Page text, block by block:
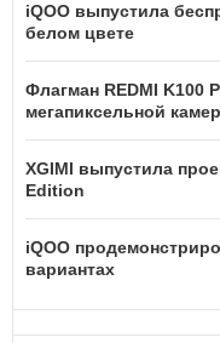
iQOO выпустила
белом цвете
Флагман REDMI K100
мегапиксельной
XGIMI выпустила
Edition
iQOO
вариантах